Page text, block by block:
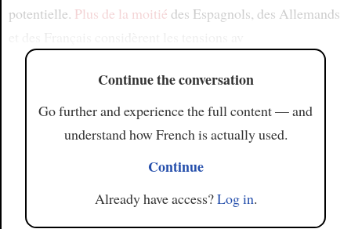
potentielle. Plus de la moitié des Espagnols, des Allemands
Continue the conversation
Go further and experience the full content — and
understand how French is actually used.
Continue
Already have access?Log in.